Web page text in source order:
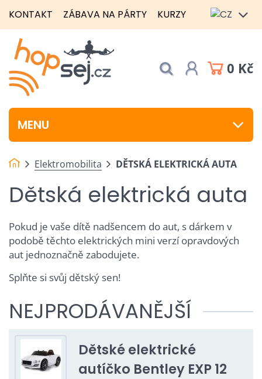
KONTAKT ZÁBAVA NA PÁRTY KURZY
0 Kč
MENU
Elektromobilita DĚTSKÁ ELEKTRICKÁ AUTA
Dětská elektrická auta
Pokud je vaše dítě nadšencem do aut, s dárkem v
podobě těchto elektrických mini verzí opravdových
aut jednoznačně zabodujete.
Splňte si svůj dětský sen!
NEJPRODÁVANĚJŠÍ
Dětské elektrické
autíčko Bentley EXP 12